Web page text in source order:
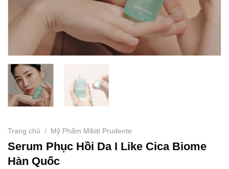
Trang chủ / Mỹ Phẩm Mibiti Prudente
Serum Phục Hồi Da I Like Cica Biome
Hàn Quốc